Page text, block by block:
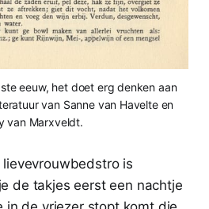
eeuw, het doet erg denken aan
van Sanne van Havelte en
van Marxveldt.
is
de takjes eerst een nachtje